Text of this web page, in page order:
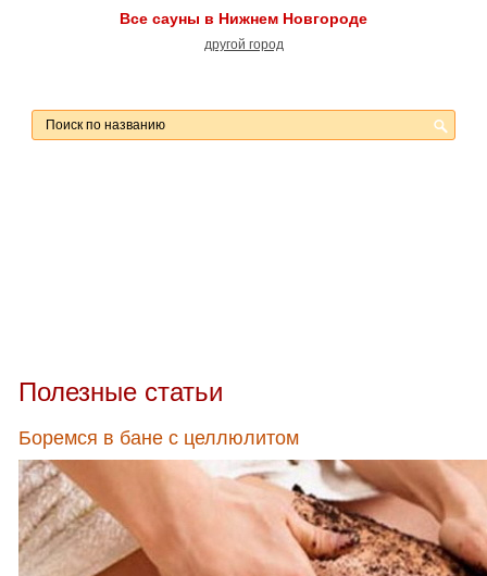
Все сауны в Нижнем Новгороде
другой город
Полезные статьи
Боремся в бане с целлюлитом